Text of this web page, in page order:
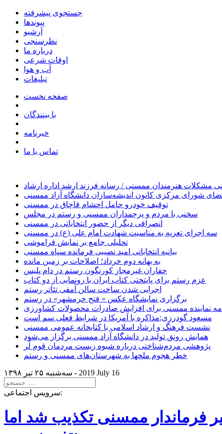
جستجوی پیشرفته
پیوندها
آرشیو
نظرسنجی
درباره ما
اوقات شرعی
آب و هوا
تبلیغات
صفحه نخست
با بینندگان
خبرنامه
تماس با ما
مشکلات هنرمندان ممسنی / رسانه فرزند ارشد اداره ارشاد
شورای مرکزی کانون اندیشه‌سازان دانشگاه آزاد ممسنی
توقیف خودرو حامل احشام قاچاق در ممسنی
سخنی با مردم و پرچمداران ممسنی و رستم در مجلس
انصرافی دیگر از حضور انتخاباتی در ممسنی
سه اجرای تعزیه به مناسبت شهادت امام علی (ع) در ممسنی
تحلیلی جامع بر نمایش فراموشی
بیانیه انتخاباتی امید نصیبی فرمانده سپاه ممسنی
به بهانه دوم خرداد؛ اصلاحات بر زمین مانده
حفاران غیرمجاز کورنگون رستم در دام پلیس
عزم رستم برای پایتختی کتاب ایران با رونمایی از دو کتاب
اجرایی شدن ساخت سالن آمفی تئاتر رستم
برگزاری نمایشگاه عکس « فتح خرمشهر» در رستم
نماینده ممسنی برای افزایش صادرات محصولات کشاورزی
مسعود گودرزی:مذاکره با آمریکا در شرایط فعلی سم است
نشست فرهنگ و ارشاد اسلامی با کتابخانه عمومی ممسنی
همایش رونق تولید در دانشگاه آزاد ممسنی برگزار می‌شود
پژوهشی مردم‌شناختی درباره شیوه زیست مردمان قوم لُر
خطر هجوم ملخها به شهرستان‌های ممسنی و رستم
سه‌شنبه ۲۵ تير ۱۳۹۸ - 2019 July 16
سرویس اجتماعی:
فرماندار ممسنی تکذیب شد اما